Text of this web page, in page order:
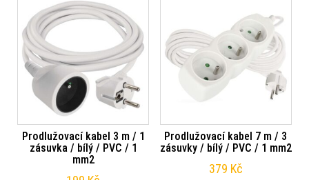
Prodlužovací kabel 3 m / 1
zásuvka / bílý / PVC / 1
mm2
Prodlužovací kabel 7 m / 3
zásuvky / bílý / PVC / 1 mm2
379 Kč